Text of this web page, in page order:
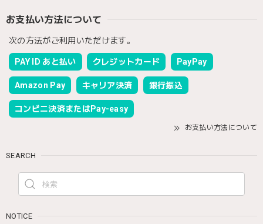
お支払い方法について
次の方法がご利用いただけます。
PAY ID あと払い クレジットカード PayPay
Amazon Pay キャリア決済 銀行振込
コンビニ決済またはPay-easy
お支払い方法について
SEARCH
NOTICE